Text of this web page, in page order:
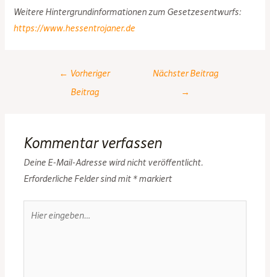
Weitere Hintergrundinformationen zum Gesetzesentwurfs:
https://www.hessentrojaner.de
navigation
← Vorheriger
Beitrag
Nächster Beitrag
→
Kommentar verfassen
Deine E-Mail-Adresse wird nicht veröffentlicht.
Erforderliche Felder sind mit*markiert
eingeben…